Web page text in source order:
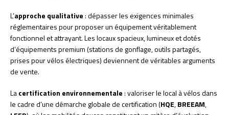
L’approche qualitative: dépasser les exigences minimales
réglementaires pour proposer un équipement véritablement
fonctionnel et attrayant. Les locaux spacieux, lumineux et dotés
d’équipements premium (stations de gonflage, outils partagés,
prises pour vélos électriques) deviennent de véritables arguments
de vente.
Lacertification environnementale: valoriser le local à vélos dans
le cadre d’une démarche globale de certification (HQE,BREEAM,